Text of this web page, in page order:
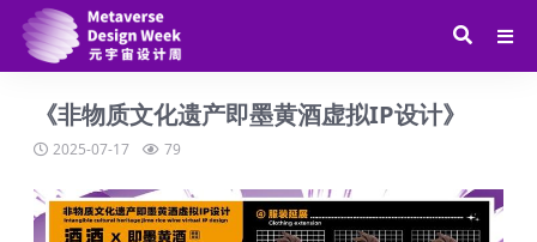
《非物质文化遗产即墨黄酒虚拟IP设计》
2025-07-17 79